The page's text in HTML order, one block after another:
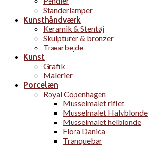
Standerlamper
Kunsthåndværk
Keramik & Stentøj
Skulpturer & bronzer
Træarbejde
Kunst
Grafik
Malerier
Porcelæn
Royal Copenhagen
Musselmalet riflet
Musselmalet Halvblonde
Musselmalet helblonde
Flora Danica
Tranquebar